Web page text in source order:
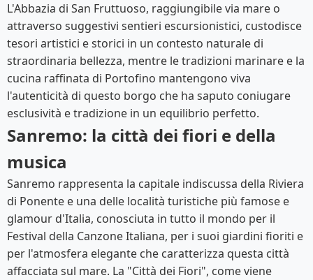
L'Abbazia di San Fruttuoso, raggiungibile via mare o
attraverso suggestivi sentieri escursionistici, custodisce
tesori artistici e storici in un contesto naturale di
straordinaria bellezza, mentre le tradizioni marinare e la
cucina raffinata di Portofino mantengono viva
l'autenticità di questo borgo che ha saputo coniugare
esclusività e tradizione in un equilibrio perfetto.
Sanremo: la città dei fiori e della
musica
Sanremo rappresenta la capitale indiscussa della Riviera
di Ponente e una delle località turistiche più famose e
glamour d'Italia, conosciuta in tutto il mondo per il
Festival della Canzone Italiana, per i suoi giardini fioriti e
per l'atmosfera elegante che caratterizza questa città
affacciata sul mare. La "Città dei Fiori", come viene